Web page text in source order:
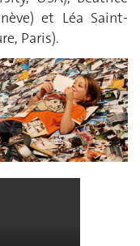
et Léa Saint-
Paris).